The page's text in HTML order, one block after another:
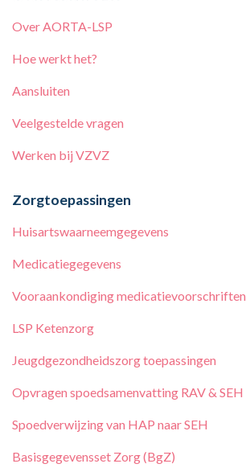
Over AORTA-LSP
Hoe werkt het?
Aansluiten
Veelgestelde vragen
Werken bij VZVZ
Zorgtoepassingen
Huisartswaarneemgegevens
Medicatiegegevens
Vooraankondiging medicatievoorschriften
LSP Ketenzorg
Jeugdgezondheidszorg toepassingen
Opvragen spoedsamenvatting RAV & SEH
Spoedverwijzing van HAP naar SEH
Basisgegevensset Zorg (BgZ)